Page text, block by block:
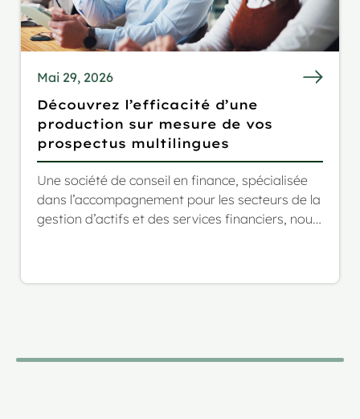
Mai 29, 2026
Découvrez l’efficacité d’une
production sur mesure de vos
prospectus multilingues
Une société de conseil en finance, spécialisée
dans l’accompagnement pour les secteurs de la
gestion d’actifs et des services financiers, nous